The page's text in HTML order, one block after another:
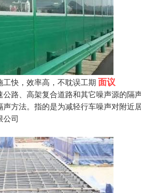
快，效率高，不耽误工期 面议
路、高架复合道路和其它噪声源的
声方法。指的是为减轻行车噪声对附
公司